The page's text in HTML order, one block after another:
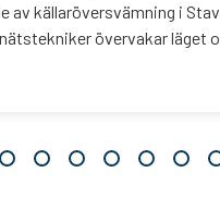
av källaröversvämning i
övervakar läget